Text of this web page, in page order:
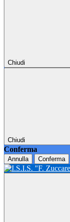
Chiudi
Chiudi
Conferma
Annulla Conferma